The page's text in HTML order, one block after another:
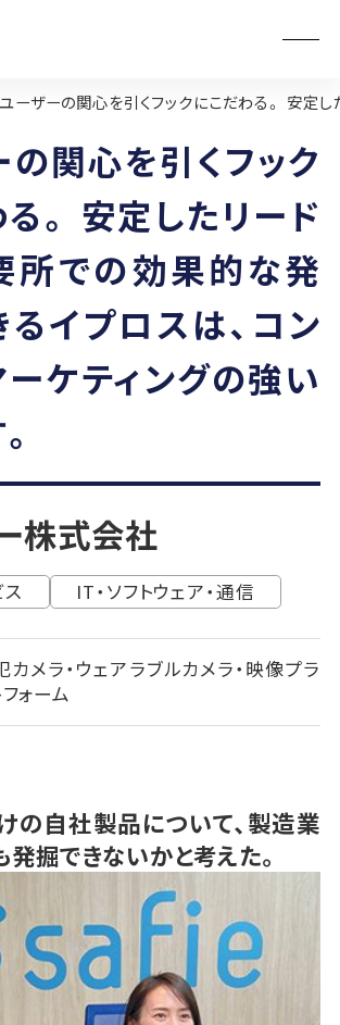
ユーザーの関心を引くフックにこだわる。 安定
関心を引くフック
。 安定したリード
所での効果的な発
イプロスは、コン
ケティングの強い
株式会社
IT・ソフトウェア・通信
カメラ・ウェアラブルカメラ・映像プラ
フォーム
の自社製品について、製造業
掘できないかと考えた。